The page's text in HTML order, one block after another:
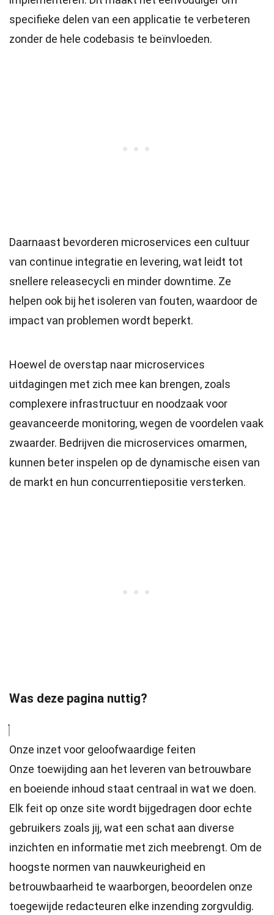
specifieke delen van een applicatie te verbeteren
zonder de hele codebasis te beïnvloeden.
Daarnaast bevorderen microservices een cultuur
van continue integratie en levering, wat leidt tot
snellere releasecycli en minder downtime. Ze
helpen ook bij het isoleren van fouten, waardoor de
impact van problemen wordt beperkt.
Hoewel de overstap naar microservices
uitdagingen met zich mee kan brengen, zoals
complexere infrastructuur en noodzaak voor
geavanceerde monitoring, wegen de voordelen vaak
zwaarder. Bedrijven die microservices omarmen,
kunnen beter inspelen op de dynamische eisen van
de markt en hun concurrentiepositie versterken.
Was deze pagina nuttig?
Onze inzet voor geloofwaardige feiten
Onze toewijding aan het leveren van betrouwbare
en boeiende inhoud staat centraal in wat we doen.
Elk feit op onze site wordt bijgedragen door echte
gebruikers zoals jij, wat een schat aan diverse
inzichten en informatie met zich meebrengt. Om de
hoogste normen van nauwkeurigheid en
betrouwbaarheid te waarborgen, beoordelen onze
toegewijde redacteuren elke inzending zorgvuldig.